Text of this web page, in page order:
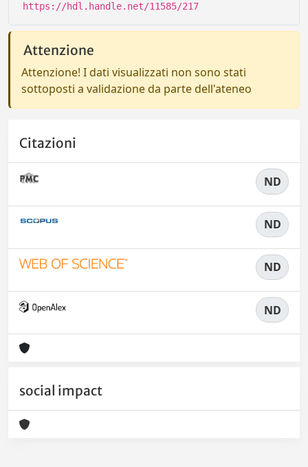
https://hdl.handle.net/11585/217
Attenzione
Attenzione! I dati visualizzati non sono stati
sottoposti a validazione da parte dell'ateneo
Citazioni
ND
ND
ND
ND
social impact